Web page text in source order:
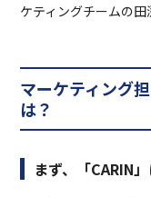
ケティングチームの田
マーケティング
は？
まず、「CARIN